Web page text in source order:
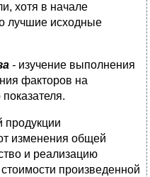
хотя в начале
лучшие исходные
- изучение выполнения
факторов на
продукции
изменения общей
и реализацию
произведенной